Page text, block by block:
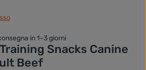
in 1–3 giorni
Snacks Canine
Beef